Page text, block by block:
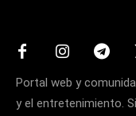
Portal web y
y el entretenimiento.